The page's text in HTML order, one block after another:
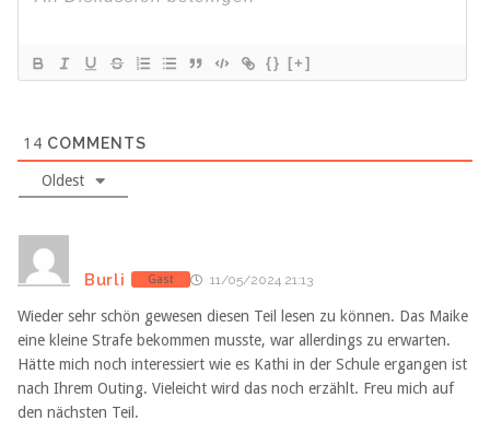
{} [+]
14 COMMENTS
Oldest
Burli Gast 11/05/2024 21:13
Wieder sehr schön gewesen diesen Teil lesen zu können. Das Maike
eine kleine Strafe bekommen musste, war allerdings zu erwarten.
Hätte mich noch interessiert wie es Kathi in der Schule ergangen ist
nach Ihrem Outing. Vieleicht wird das noch erzählt. Freu mich auf
den nächsten Teil.